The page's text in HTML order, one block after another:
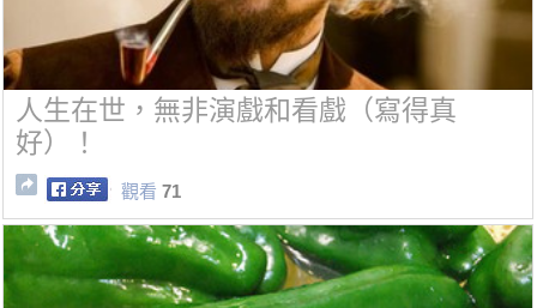
人生在世，無非演戲和看戲（寫得真
好）！
觀看 71